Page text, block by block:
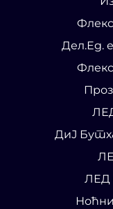
Дел.Ед.
ДиЈ
ЛЕД